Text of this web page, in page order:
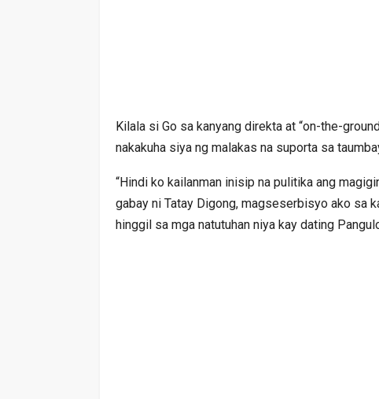
Kilala si Go sa kanyang direkta at “on-the-
nakakuha siya ng malakas na suporta sa
“Hindi ko kailanman inisip na pulitika ang
gabay ni Tatay Digong, magseserbisyo ako sa
hinggil sa mga natutuhan niya kay dating